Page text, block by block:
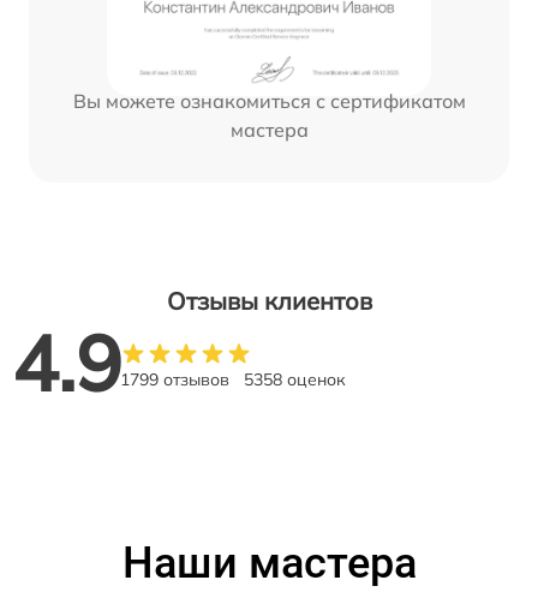
Вы можете ознакомиться с сертификатом
мастера
Отзывы клиентов
4.91799 отзывов 5358 оценок
Наши мастера